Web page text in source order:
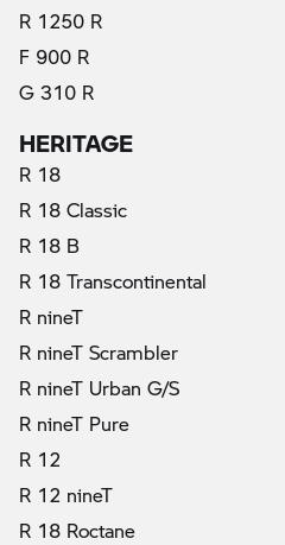
R 1250 R
F 900 R
G 310 R
HERITAGE
R 18
R 18 Classic
R 18 B
R 18 Transcontinental
R nineT
R nineT Scrambler
R nineT Urban G/S
R nineT Pure
R 12
R 12 nineT
R 18 Roctane